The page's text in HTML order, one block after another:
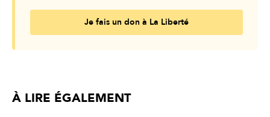
Je fais un don à La Liberté
À LIRE ÉGALEMENT